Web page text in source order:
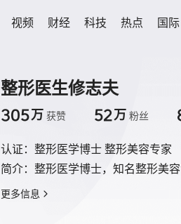
视频 财经 科技 热点 国际
整形医生修志夫
305万 获赞 52万 粉丝
认证： 整形医学博士 整形美容专家
简介： 整形医学博士，知名整形美
更多信息